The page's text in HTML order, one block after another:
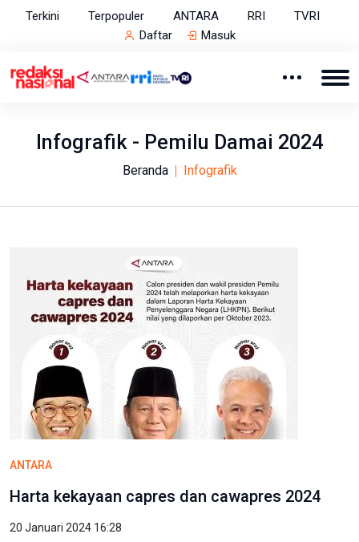
Terkini Terpopuler ANTARA RRI
TVRI
Daftar
Masuk
Infografik - Pemilu Damai 2024
Beranda Infografik
ANTARA
Harta kekayaan capres dan cawapres 2024
20 Januari 2024 16:28